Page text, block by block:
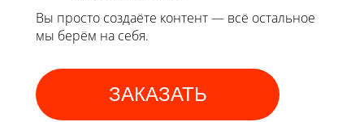
Вы просто создаёте контент — всё остальное
мы берём на себя.
ЗАКАЗАТЬ